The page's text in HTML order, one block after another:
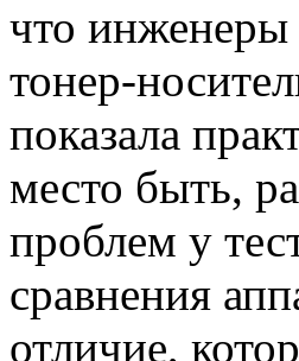
что инженеры
тонер-
показала
место быть,
проблем у
сравнения
отличие,